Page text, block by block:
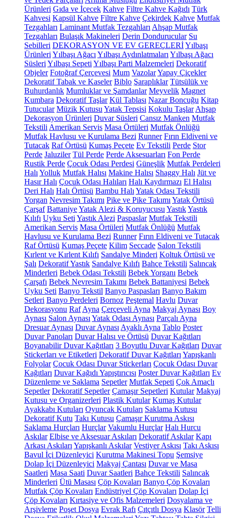
Ürünleri Gıda ve İçecek Kahve Filtre Kahve Kağıdı Türk
Kahvesi Kapsül Kahve Filtre Kahve Çekirdek Kahve Mutfak
Tezgahları Laminant Mutfak Tezgahları Ahşap Mutfak
Tezgahları Bulaşık Makineleri Derin Dondurucular Su
Sebilleri DEKORASYON VE EV GEREÇLERİYılbaşı
Ürünleri Yılbaşı Ağacı Yılbaşı Aydınlatmaları Yılbaşı Ağacı
Süsleri Yılbaşı Sepeti Yılbaşı Parti Malzemeleri Dekoratif
Objeler Fotoğraf Çerçevesi Mum VazolarYapay Çiçekler
Dekoratif Tabak ve Kaseler Biblo Şaraplıklar Tütsülük ve
Buhurdanlık Mumluklar ve Şamdanlar Meyvelik Magnet
Kumbara Dekoratif Taşlar Kül Tablası Nazar Boncuğu Kitap
Tutucular Müzik Kutusu Yatak Tepsisi Kokulu Taşlar Ahşap
Dekorasyon Ürünleri Duvar Süsleri Cansız Manken Mutfak
Tekstili Amerikan Servis Masa Örtüleri Mutfak Önlüğü
Mutfak Havlusu ve Kurulama Bezi Runner Fırın Eldiveni ve
Tutacak Raf Örtüsü Kumaş Peçete Ev Tekstili Perde Stor
Perde Jaluziler Tül Perde Perde Aksesuarları Fon Perde
Rustik Perde Çocuk Odası Perdesi Güneşlik Mutfak Perdeleri
Halı Yolluk Mutfak Halısı Makine Halısı Shaggy Halı Jüt ve
Hasır Halı Çocuk Odası Halıları Halı Kaydırmazı El Halısı
Deri Halı Halı Örtüsü Bambu Halı Yatak Odası Tekstili
Yorgan Nevresim Takımı Pike ve Pike Takımı Yatak Örtüsü
Çarşaf BattaniyeYatak Alezi & Koruyucusu YastıkYastık
Kılıfı Uyku Seti Yastık Alezi Paspaslar Mutfak Tekstili
Amerikan Servis Masa Örtüleri Mutfak Önlüğü Mutfak
Havlusu ve Kurulama Bezi Runner Fırın Eldiveni ve Tutacak
Raf Örtüsü Kumaş Peçete Kilim Seccade Salon Tekstili
Kırlent ve Kırlent Kılıfı Sandalye Minderi Koltuk Örtüsü ve
Şalı Dekoratif Yastık Sandalye Kılıfı Bahçe Tekstili Salıncak
Minderleri Bebek Odası Tekstili Bebek Yorganı Bebek
Çarşafı Bebek Nevresim Takımı Bebek Battaniyesi Bebek
Uyku Seti Banyo Tekstil Banyo Paspasları Banyo Bakım
Setleri Banyo Perdeleri Bornoz Peştemal Havlu Duvar
Dekorasyonu Raf Ayna Çerçeveli Ayna Makyaj Aynası Boy
Aynası Salon Aynası Yatak Odası Aynası Parçalı Ayna
Dresuar Aynası Duvar Aynası Ayaklı Ayna Tablo Poster
Duvar Panoları Duvar Halısı ve Örtüsü Duvar Kağıtları
Boyanabilir Duvar Kağıtları 3 Boyutlu Duvar Kağıtları Duvar
Stickerları ve Etiketleri Dekoratif Duvar Kağıtları Yapışkanlı
Folyolar Çocuk Odası Duvar Stickerları Çocuk Odası Duvar
Kağıtları Duvar Kağıdı Yapıştırıcısı Poster Duvar Kağıtları Ev
Düzenleme ve Saklama Sepetler Mutfak Sepeti Çok Amaçlı
Sepetler Dekoratif Sepetler Çamaşır Sepetleri Kutular Makyaj
Kutusu ve Organizerleri Plastik Kutular Kumaş Kutular
Ayakkabı Kutuları Oyuncak Kutuları Saklama Kutusu
Dekoratif Kutu Takı Kutusu Çamaşır Kurutma Askısı
Saklama Hurçları Hurçlar Vakumlu Hurçlar Halı Hurcu
Askılar Elbise ve Aksesuar Askıları Dekoratif Askılar Kapı
Arkası Askıları Yapışkanlı Askılar Vestiyer Askısı Takı Askısı
Bavul İçi Düzenleyici Kurutma Makinesi Topu Şemsiye
Dolap İçi Düzenleyici Makyaj Çantası Duvar ve Masa
Saatleri Masa Saati Duvar Saatleri Bahçe Tekstili Salıncak
Minderleri Ütü Masası Çöp Kovaları Banyo Çöp Kovaları
Mutfak Çöp Kovaları Endüstriyel Çöp Kovaları Dolap İçi
Çöp Kovaları Kırtasiye ve Ofis Malzemeleri Dosyalama ve
Arşivleme Poşet Dosya Evrak Rafı Çıtçıtlı Dosya Klasör Telli